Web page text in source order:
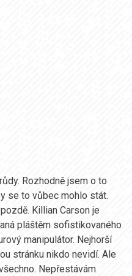
Rozhodně jsem o to
se to vůbec mohlo stát.
Killian Carson je
pláštěm sofistikovaného
manipulátor. Nejhorší
stránku nikdo nevidí. Ale
Nepřestávám